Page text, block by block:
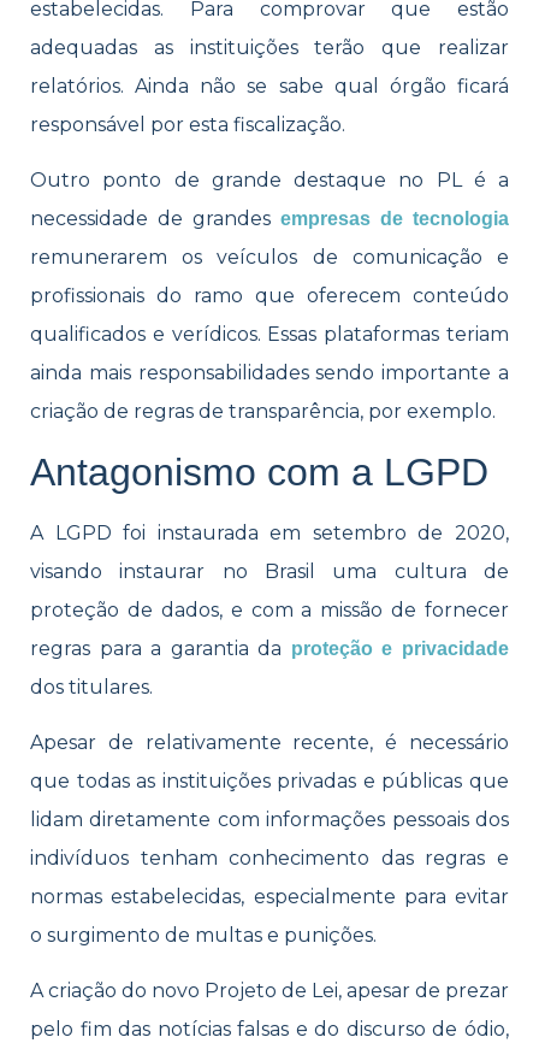
estabelecidas. Para comprovar que estão
adequadas as instituições terão que realizar
relatórios. Ainda não se sabe qual órgão ficará
responsável por esta fiscalização.
Outro ponto de grande destaque no PL é a
necessidade de grandes empresas de tecnologia
remunerarem os veículos de comunicação e
profissionais do ramo que oferecem conteúdo
qualificados e verídicos. Essas plataformas teriam
ainda mais responsabilidades sendo importante a
criação de regras de transparência, por exemplo.
Antagonismo com a LGPD
A LGPD foi instaurada em setembro de 2020,
visando instaurar no Brasil uma cultura de
proteção de dados, e com a missão de fornecer
regras para a garantia da proteção e privacidade
dos titulares.
Apesar de relativamente recente, é necessário
que todas as instituições privadas e públicas que
lidam diretamente com informações pessoais dos
indivíduos tenham conhecimento das regras e
normas estabelecidas, especialmente para evitar
o surgimento de multas e punições.
A criação do novo Projeto de Lei, apesar de prezar
pelo fim das notícias falsas e do discurso de ódio,